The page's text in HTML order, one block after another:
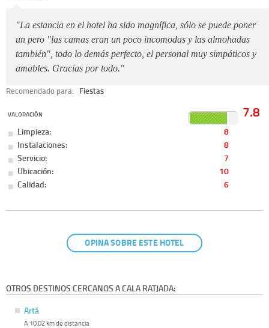
"La estancia en el hotel ha sido magnífica, sólo se puede poner
un pero "las camas eran un poco incomodas y las almohadas
también", todo lo demás perfecto, el personal muy simpáticos y
amables. Gracias por todo."
Recomendado para: Fiestas
VALORACIÓN 7.8
Limpieza:
8
Instalaciones:
8
Servicio:
7
Ubicación:
10
Calidad:
6
OPINA SOBRE ESTE HOTEL
OTROS DESTINOS CERCANOS A CALA RATJADA:
Artá
A 10.02 km de distancia